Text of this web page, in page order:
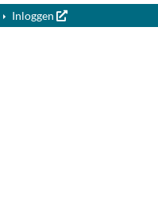
Inloggen